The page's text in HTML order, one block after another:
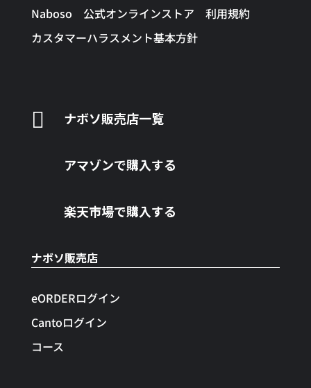
Naboso 公式オンラインストア 利用規約
カスタマーハラスメント基本方針
 ナボソ販売店一覧
アマゾンで購入する
楽天市場で購入する
ナボソ販売店
eORDERログイン
Cantoログイン
コース